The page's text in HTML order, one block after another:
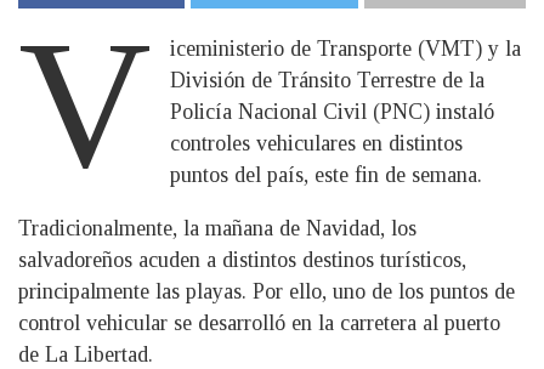
V
iceministerio de Transporte (VMT) y la
División de Tránsito Terrestre de la
Policía Nacional Civil (PNC) instaló
controles vehiculares en distintos
puntos del país, este fin de semana.
Tradicionalmente, la mañana de Navidad, los
salvadoreños acuden a distintos destinos turísticos,
principalmente las playas. Por ello, uno de los puntos de
control vehicular se desarrolló en la carretera al puerto
de La Libertad.